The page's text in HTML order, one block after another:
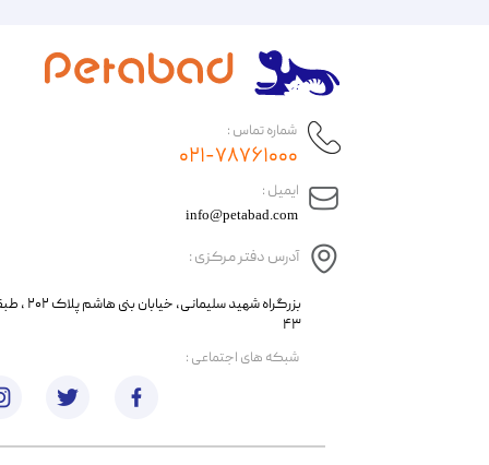
​ایمیل :
آدرس دفتر مرکزی :
info@petabad.com
​​بزرگراه شهید
۴۳
شماره تماس :
۰۲۱-۷۸۷۶۱۰۰۰
​شبکه های اجتماعی :